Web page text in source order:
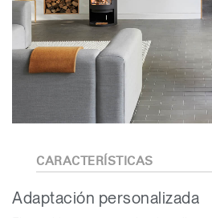
CARACTERÍSTICAS
Adaptación personalizada